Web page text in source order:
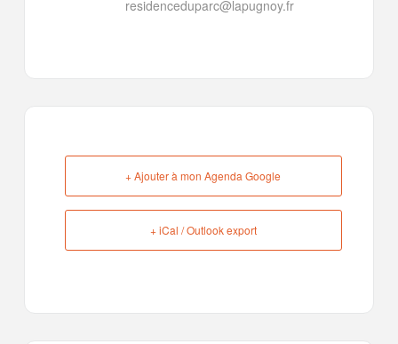
residenceduparc@lapugnoy.fr
+ Ajouter à mon Agenda Google
+ iCal / Outlook export